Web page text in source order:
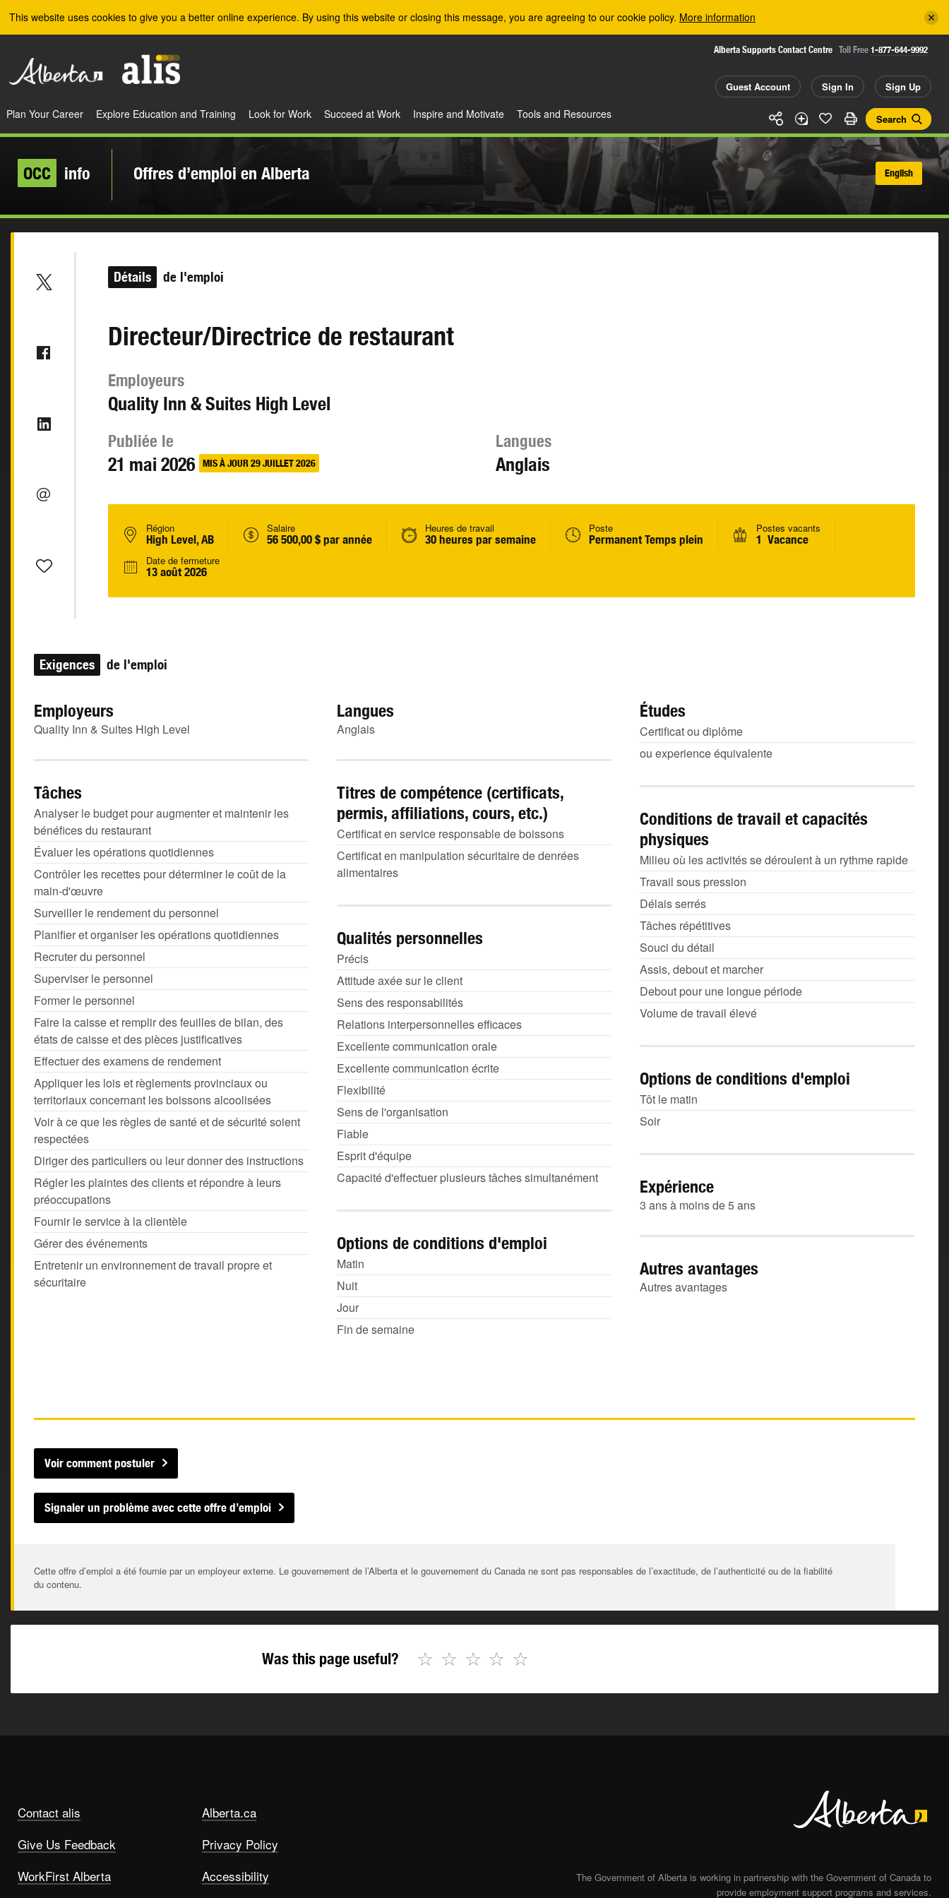
This website uses cookies to give you a better online experience. By using this website or closing this message, you are agreeing to our cookie policy. More information
Alberta Supports Contact Centre Toll Free 1-877-644-9992
Guest Account Sign In Sign Up
Search
Plan Your Career Explore Education and Training Look for Work Succeed at Work Inspire and Motivate Tools and Resources
OCC info Offres d’emploi en Alberta English
Détails de l'emploi
Directeur/Directrice de restaurant
Employeurs
Quality Inn & Suites High Level
Publiée le
21 mai 2026 MIS À JOUR 29 JUILLET 2026
Langues
Anglais
Région
High Level, AB
Salaire
56 500,00 $ par année
Heures de travail
30 heures par semaine
Poste
Permanent Temps plein
Postes vacants
1 Vacance
Date de fermeture
13 août 2026
Exigences de l'emploi
Employeurs
Quality Inn & Suites High Level
Langues
Anglais
Études
Certificat ou diplôme
ou experience équivalente
Tâches
Analyser le budget pour augmenter et maintenir les
bénéfices du restaurant
Évaluer les opérations quotidiennes
Contrôler les recettes pour déterminer le coût de la
main-d'œuvre
Surveiller le rendement du personnel
Planifier et organiser les opérations quotidiennes
Recruter du personnel
Superviser le personnel
Former le personnel
Faire la caisse et remplir des feuilles de bilan, des
états de caisse et des pièces justificatives
Effectuer des examens de rendement
Appliquer les lois et règlements provinciaux ou
territoriaux concernant les boissons alcoolisées
Voir à ce que les règles de santé et de sécurité soient
respectées
Diriger des particuliers ou leur donner des instructions
Régler les plaintes des clients et répondre à leurs
préoccupations
Fournir le service à la clientèle
Gérer des événements
Entretenir un environnement de travail propre et
sécuritaire
Titres de compétence (certificats,
permis, affiliations, cours, etc.)
Certificat en service responsable de boissons
Certificat en manipulation sécuritaire de denrées
alimentaires
Conditions de travail et capacités
physiques
Milieu où les activités se déroulent à un rythme rapide
Travail sous pression
Délais serrés
Tâches répétitives
Souci du détail
Assis, debout et marcher
Debout pour une longue période
Volume de travail élevé
Qualités personnelles
Précis
Attitude axée sur le client
Sens des responsabilités
Relations interpersonnelles efficaces
Excellente communication orale
Excellente communication écrite
Flexibilité
Sens de l'organisation
Fiable
Esprit d'équipe
Capacité d'effectuer plusieurs tâches simultanément
Options de conditions d'emploi
Tôt le matin
Soir
Expérience
3 ans à moins de 5 ans
Options de conditions d'emploi
Matin
Nuit
Jour
Fin de semaine
Autres avantages
Autres avantages
Voir comment postuler
Signaler un problème avec cette offre d’emploi
Cette offre d’emploi a été fournie par un employeur externe. Le gouvernement de l’Alberta et le gouvernement du Canada ne sont pas responsables de l’exactitude, de l’authenticité ou de la fiabilité
du contenu.
Was this page useful? ☆
☆
☆
☆
☆
Contact alis
Give Us Feedback
WorkFirst Alberta
Alberta.ca
Privacy Policy
Accessibility
The Government of Alberta is working in partnership with the Government of Canada to
provide employment support programs and services.